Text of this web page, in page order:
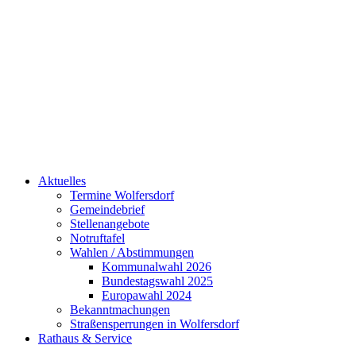
Aktuelles
Termine Wolfersdorf
Gemeindebrief
Stellenangebote
Notruftafel
Wahlen / Abstimmungen
Kommunalwahl 2026
Bundestagswahl 2025
Europawahl 2024
Bekanntmachungen
Straßensperrungen in Wolfersdorf
Rathaus & Service